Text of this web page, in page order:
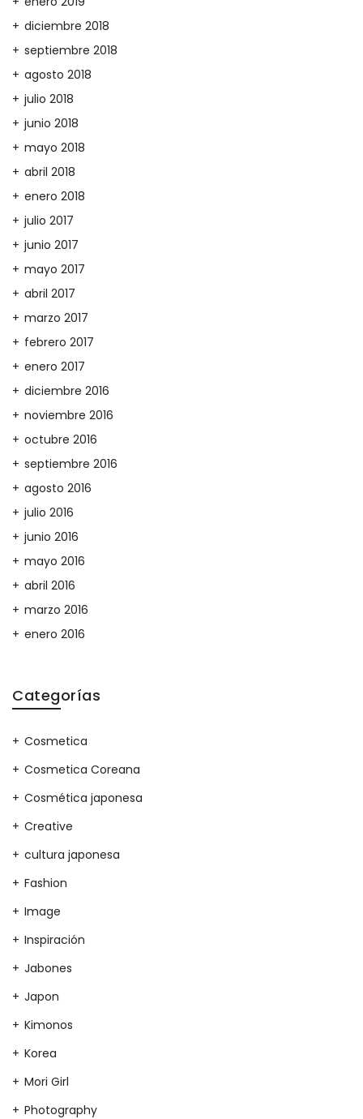
diciembre 2018
septiembre 2018
agosto 2018
julio 2018
junio 2018
mayo 2018
abril 2018
enero 2018
julio 2017
junio 2017
mayo 2017
abril 2017
marzo 2017
febrero 2017
enero 2017
diciembre 2016
noviembre 2016
octubre 2016
septiembre 2016
agosto 2016
julio 2016
junio 2016
mayo 2016
abril 2016
marzo 2016
enero 2016
Categorías
Cosmetica
Cosmetica Coreana
Cosmética japonesa
Creative
cultura japonesa
Fashion
Image
Inspiración
Jabones
Japon
Kimonos
Korea
Mori Girl
Photography